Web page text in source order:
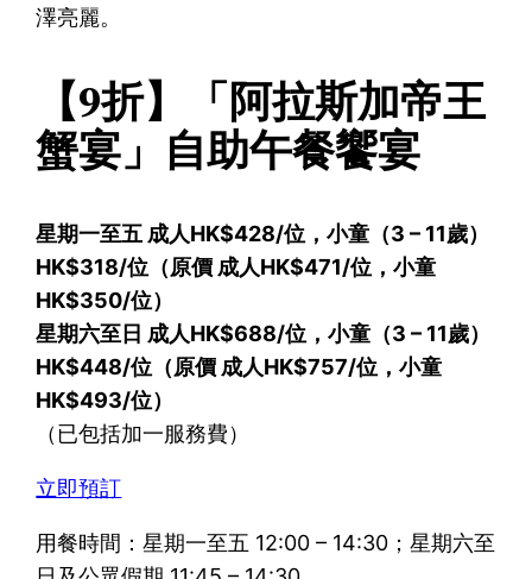
澤亮麗。
【9折】「阿拉斯加帝王
蟹宴」自助午餐饗宴
星期一至五 成人HK$428/位，小童（3 – 11歲）
HK$318/位（原價 成人HK$471/位，小童
HK$350/位）
星期六至日 成人HK$688/位，小童（3 – 11歲）
HK$448/位（原價 成人HK$757/位，小童
HK$493/位）
（已包括加一服務費）
立即預訂
用餐時間：星期一至五 12:00 – 14:30；星期六至